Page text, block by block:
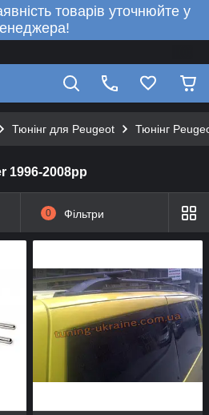
товарів уточнюйте у
Тюнінг для Peugeot Тюнінг
1996-2008рр
0 Фільтри